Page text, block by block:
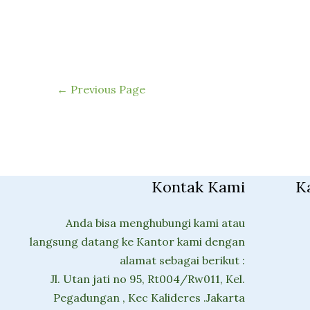
← Previous Page
Kontak Kami
Anda bisa menghubungi kami atau
langsung datang ke Kantor kami dengan
alamat sebagai berikut :
Jl. Utan jati no 95, Rt004/Rw011, Kel.
Pegadungan , Kec Kalideres .Jakarta